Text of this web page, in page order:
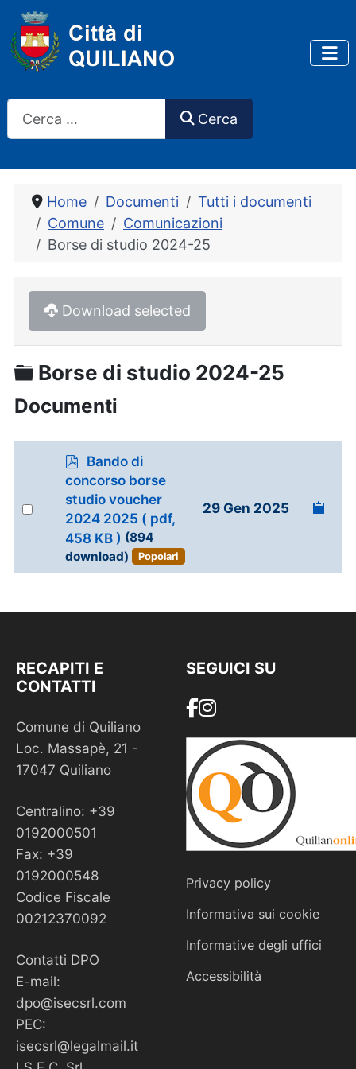
Cerca
Home Documenti
Tutti i documenti
Comune
Comunicazioni
Borse di studio 2024-25
Download selected
Cartella
Borse di studio 2024-25
Documenti
Select
p
d
f
Bando di
concorso borse
studio voucher
2024 2025 ( pdf,
458 KB ) (894
download)
Popolari
29 Gen 2025
RECAPITI E
CONTATTI
Comune di Quiliano
Loc. Massapè, 21 -
17047 Quiliano
Centralino: +39
0192000501
Fax: +39
0192000548
Codice Fiscale
00212370092
Contatti DPO
E-mail:
dpo@isecsrl.com
PEC:
isecsrl@legalmail.it
SEGUICI SU
Privacy policy
Informativa sui cookie
Informative degli uffici
Accessibilità